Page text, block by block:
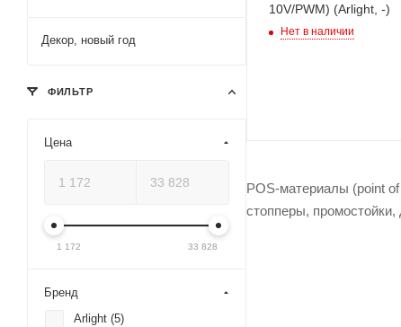
10V/PWM) (Arlight, -)
Нет в наличии
POS-материалы (point
стопперы,
Декор, новый год
ФИЛЬТР
Цена
1 172 33 828
Бренд
Arlight (5)